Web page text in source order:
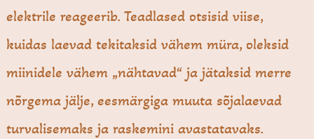
elektrile reageerib. Teadlased otsisid viise,
kuidas laevad tekitaksid vähem müra, oleksid
miinidele vähem „nähtavad“ ja jätaksid merre
nõrgema jälje, eesmärgiga muuta sõjalaevad
turvalisemaks ja raskemini avastatavaks.